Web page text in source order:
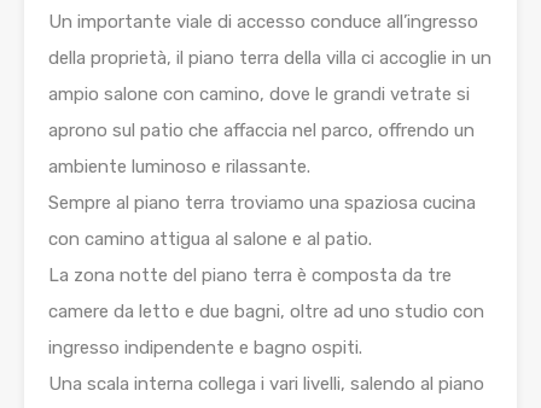
Un importante viale di accesso conduce all’ingresso
della proprietà, il piano terra della villa ci accoglie in un
ampio salone con camino, dove le grandi vetrate si
aprono sul patio che affaccia nel parco, offrendo un
ambiente luminoso e rilassante.
Sempre al piano terra troviamo una spaziosa cucina
con camino attigua al salone e al patio.
La zona notte del piano terra è composta da tre
camere da letto e due bagni, oltre ad uno studio con
ingresso indipendente e bagno ospiti.
Una scala interna collega i vari livelli, salendo al piano